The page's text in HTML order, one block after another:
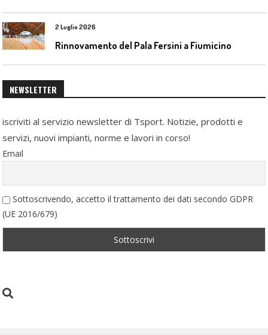
2 Luglio 2026
Rinnovamento del Pala Fersini a Fiumicino
NEWSLETTER
iscriviti al servizio newsletter di Tsport. Notizie, prodotti e
servizi, nuovi impianti, norme e lavori in corso!
Email
Sottoscrivendo, accetto il trattamento dei dati secondo GDPR
(UE 2016/679)